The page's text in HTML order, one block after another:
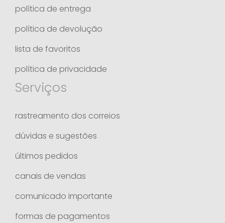
política de entrega
política de devolução
lista de favoritos
política de privacidade
Serviços
rastreamento dos correios
dúvidas e sugestões
últimos pedidos
canais de vendas
comunicado importante
formas de pagamentos